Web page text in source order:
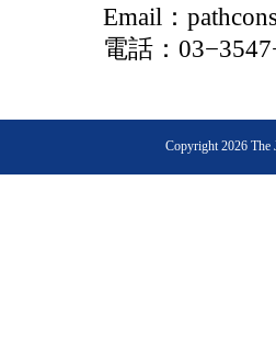
Email：
電話：
Copyright 2026 The